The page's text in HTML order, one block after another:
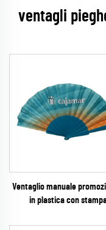
ventagli
Ventaglio manuale
in plastica con
Ventaglio pieghevole